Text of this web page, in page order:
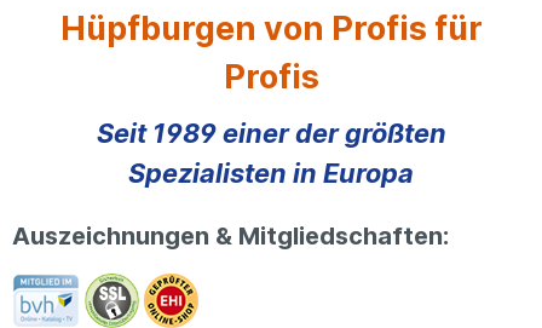
Hüpfburgen von Profis für
Profis
Seit 1989 einer der größten
Spezialisten in Europa
Auszeichnungen & Mitgliedschaften: